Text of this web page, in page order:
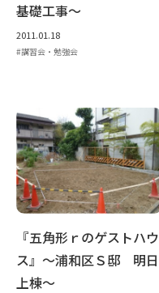
基礎工事～
2011.01.18
講習会・勉強会
『五角形ｒのゲストハウ
ス』～浦和区Ｓ邸 明日
上棟～